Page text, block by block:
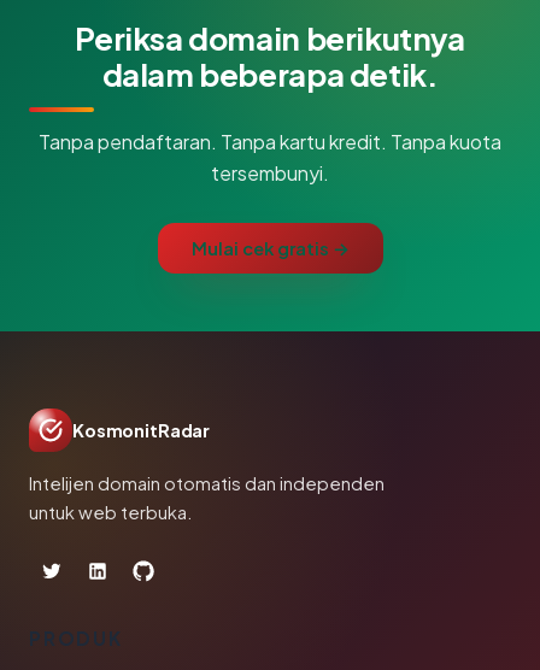
Periksa domain berikutnya
dalam beberapa detik.
Tanpa pendaftaran. Tanpa kartu kredit. Tanpa kuota
tersembunyi.
Mulai cek gratis →
KosmonitRadar
Intelijen domain otomatis dan independen
untuk web terbuka.
PRODUK